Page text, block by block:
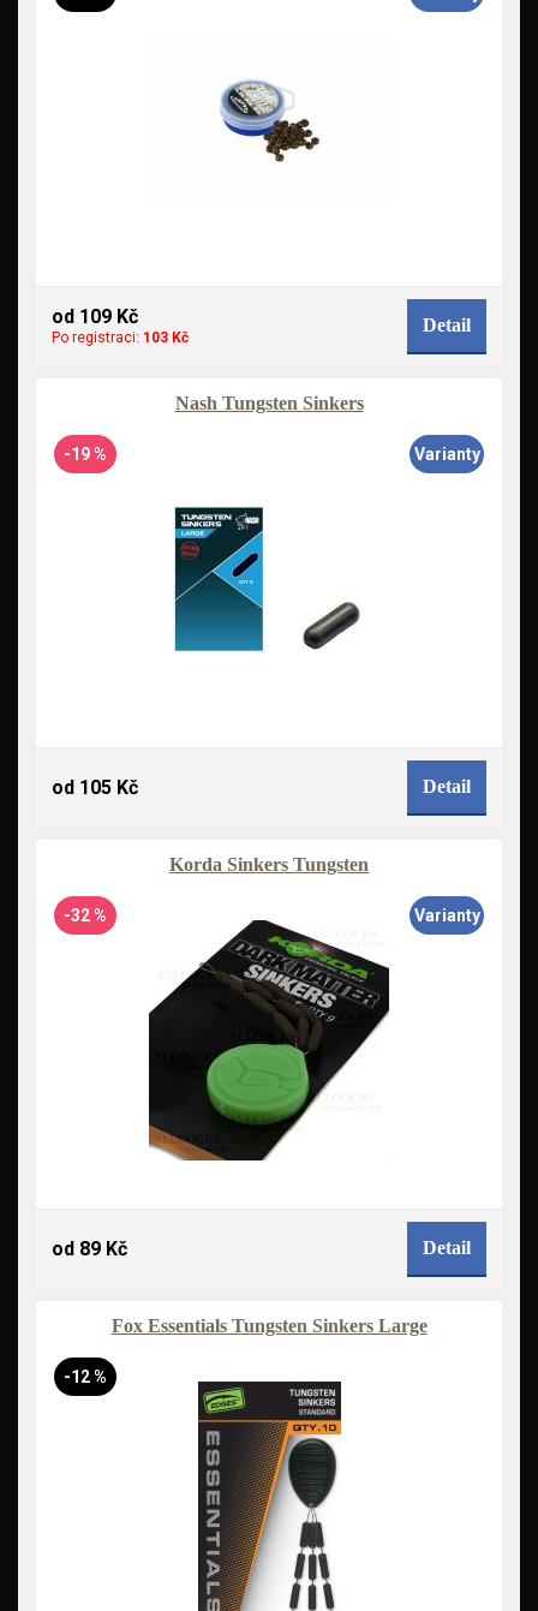
od 109 Kč
Po registraci: 103 Kč
Detail
Nash Tungsten Sinkers
-19 % Varianty
od 105 Kč Detail
Korda Sinkers Tungsten
-32 % Varianty
od 89 Kč Detail
Fox Essentials Tungsten Sinkers Large
-12 %